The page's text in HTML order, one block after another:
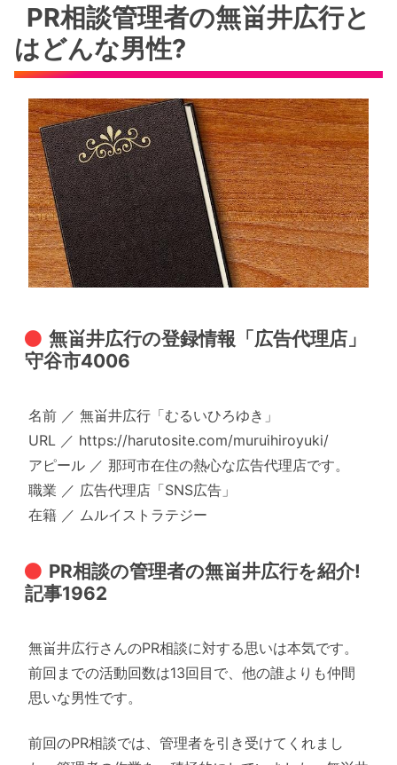
PR相談管理者の無畄井広行と
はどんな男性?
無畄井広行の登録情報「広告代理店」
守谷市4006
名前 ／ 無畄井広行「むるいひろゆき」
URL ／ https://harutosite.com/muruihiroyuki/
アピール ／ 那珂市在住の熱心な広告代理店です。
職業 ／ 広告代理店「SNS広告」
在籍 ／ ムルイストラテジー
PR相談の管理者の無畄井広行を紹介!
記事1962
無畄井広行さんのPR相談に対する思いは本気です。
前回までの活動回数は13回目で、他の誰よりも仲間
思いな男性です。
前回のPR相談では、管理者を引き受けてくれまし